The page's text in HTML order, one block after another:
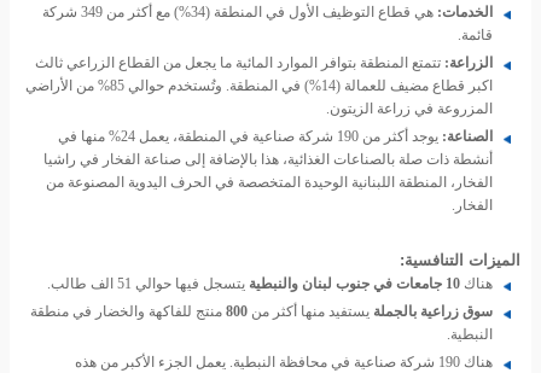
الخدمات:
هي قطاع التوظيف الأول في المنطقة (34%) مع أكثر من 349 شركة
قائمة.
الزراعة: تتمتع المنطقة بتوافر الموارد المائية ما يجعل من القطاع الزراعي ثالث
اكبر قطاع مضيف للعمالة (14%) في المنطقة. وتُستخدم حوالي 85% من الأراضي
المزروعة في زراعة الزيتون.
الصناعة:
يوجد أكثر من 190 شركة صناعية في المنطقة، يعمل 24% منها في
أنشطة ذات صلة بالصناعات الغذائية، هذا بالإضافة إلى صناعة الفخار في راشيا
الفخار، المنطقة اللبنانية الوحيدة المتخصصة في الحرف اليدوية المصنوعة من
الفخار.
الميزات التنافسية:
هناك 10 جامعات في جنوب لبنان والنبطية
يتسجل فيها حوالي 51 الف طالب.
سوق زراعية بالجملة يستفيد منها أكثر من 800 منتج للفاكهة والخضار في منطقة
النبطية.
هناك 190 شركة صناعية في محافظة النبطية. يعمل الجزء الأكبر من هذه